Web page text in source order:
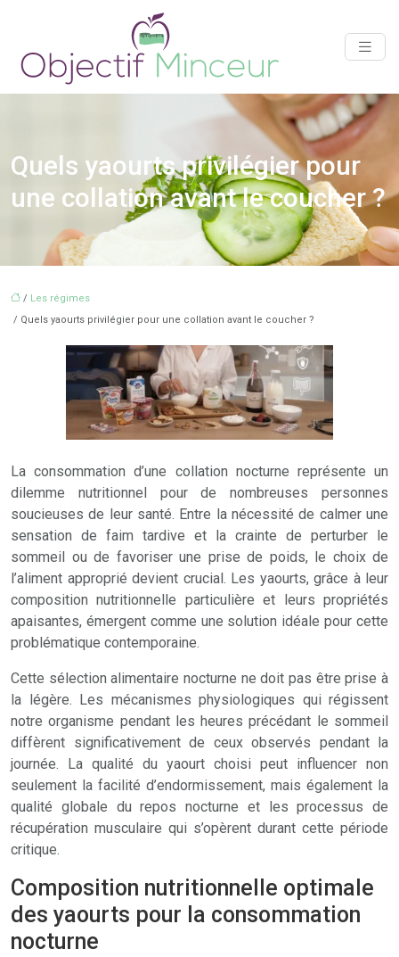
Quels yaourts privilégier pour
une collation avant le coucher ?
/ Les régimes
/ Quels yaourts privilégier pour une collation avant le coucher ?
La consommation d’une collation nocturne représente un
dilemme nutritionnel pour de nombreuses personnes
soucieuses de leur santé. Entre la nécessité de calmer une
sensation de faim tardive et la crainte de perturber le
sommeil ou de favoriser une prise de poids, le choix de
l’aliment approprié devient crucial. Les yaourts, grâce à leur
composition nutritionnelle particulière et leurs propriétés
apaisantes, émergent comme une solution idéale pour cette
problématique contemporaine.
Cette sélection alimentaire nocturne ne doit pas être prise à
la légère. Les mécanismes physiologiques qui régissent
notre organisme pendant les heures précédant le sommeil
diffèrent significativement de ceux observés pendant la
journée. La qualité du yaourt choisi peut influencer non
seulement la facilité d’endormissement, mais également la
qualité globale du repos nocturne et les processus de
récupération musculaire qui s’opèrent durant cette période
critique.
Composition nutritionnelle optimale
des yaourts pour la consommation
nocturne